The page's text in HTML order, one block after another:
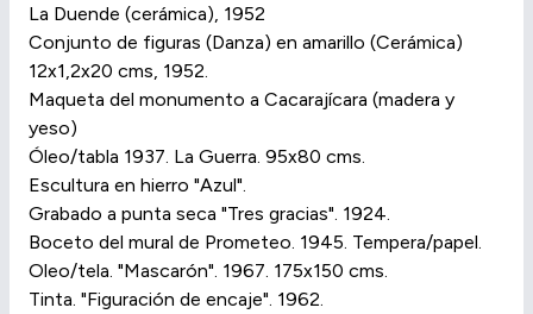
La Duende (cerámica), 1952
Conjunto de figuras (Danza) en amarillo (Cerámica)
12x1,2x20 cms, 1952.
Maqueta del monumento a Cacarajícara (madera y
yeso)
Óleo/tabla 1937. La Guerra. 95x80 cms.
Escultura en hierro "Azul".
Grabado a punta seca "Tres gracias". 1924.
Boceto del mural de Prometeo. 1945. Tempera/papel.
Oleo/tela. "Mascarón". 1967. 175x150 cms.
Tinta. "Figuración de encaje". 1962.